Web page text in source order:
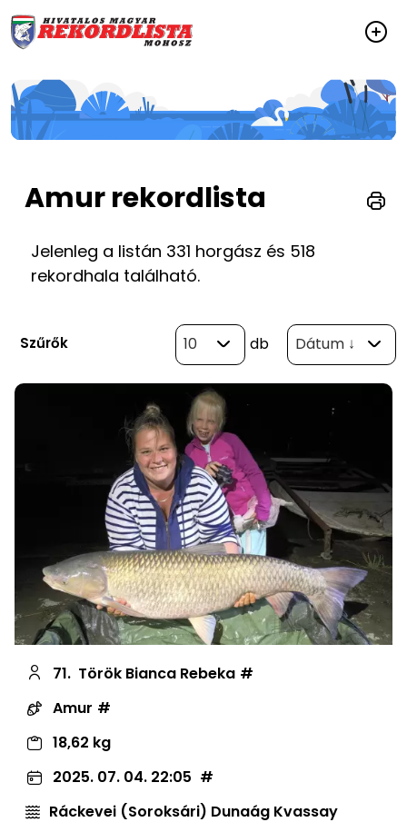
Amur rekordlista
Jelenleg a listán 331 horgász és 518
rekordhala található.
Szűrők 10 db Dátum ↓
71. Török Bianca Rebeka
Amur
18,62 kg
2025. 07. 04. 22:05
Ráckevei (Soroksári) Dunaág Kvassay